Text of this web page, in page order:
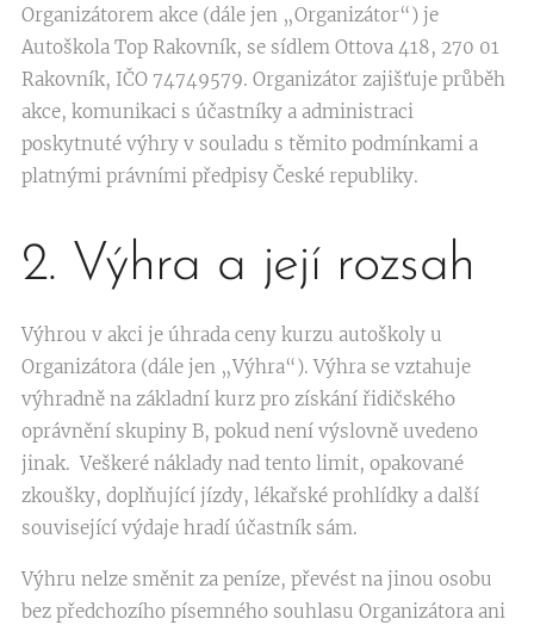
Organizátorem akce (dále jen „Organizátor“) je
Autoškola Top Rakovník, se sídlem Ottova 418, 270 01
Rakovník, IČO 74749579. Organizátor zajišťuje průběh
akce, komunikaci s účastníky a administraci
poskytnuté výhry v souladu s těmito podmínkami a
platnými právními předpisy České republiky.
2. Výhra a její rozsah
Výhrou v akci je úhrada ceny kurzu autoškoly u
Organizátora (dále jen „Výhra“). Výhra se vztahuje
výhradně na základní kurz pro získání řidičského
oprávnění skupiny B, pokud není výslovně uvedeno
jinak. Veškeré náklady nad tento limit, opakované
zkoušky, doplňující jízdy, lékařské prohlídky a další
související výdaje hradí účastník sám.
Výhru nelze směnit za peníze, převést na jinou osobu
bez předchozího písemného souhlasu Organizátora ani